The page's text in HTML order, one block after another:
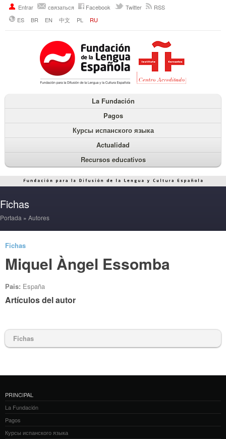
Entrar связаться Facebook Twitter
RSS
ES
BR EN 中文 PL RU
La Fundación
Pagos
Курсы испанского языка
Actualidad
Recursos educativos
Fichas
Portada » Autores
Fichas
Miquel Àngel Essomba
Pais: España
Artículos del autor
Fichas
PRINCIPAL
La Fundación
Pagos
Курсы испанского языка